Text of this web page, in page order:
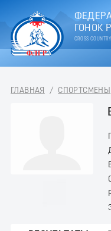
ГОНОК
CROSS
ГЛАВНАЯ / СПОРТСМЕНЫ